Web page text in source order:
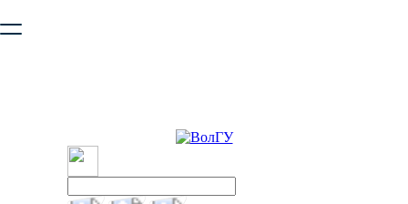
безопасную работу с сайтом. Пожалуйста